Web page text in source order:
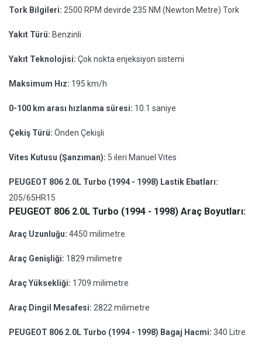
Tork Bilgileri: 2500 RPM devirde 235 NM (Newton Metre) Tork
Yakıt Türü: Benzinli
Yakıt Teknolojisi: Çok nokta enjeksiyon sistemi
Maksimum Hız: 195 km/h
0-100 km arası hızlanma süresi: 10.1 saniye
Çekiş Türü: Önden Çekişli
Vites Kutusu (Şanzıman): 5 ileri Manuel Vites
PEUGEOT 806 2.0L Turbo (1994 - 1998) Lastik Ebatları:
205/65HR15
PEUGEOT 806 2.0L Turbo (1994 - 1998) Araç Boyutları:
Araç Uzunluğu: 4450 milimetre
Araç Genişliği: 1829 milimetre
Araç Yüksekliği: 1709 milimetre
Araç Dingil Mesafesi: 2822 milimetre
PEUGEOT 806 2.0L Turbo (1994 - 1998) Bagaj Hacmi: 340 Litre